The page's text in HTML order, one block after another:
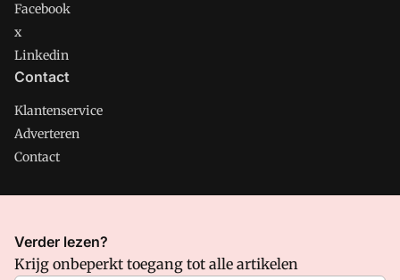
Facebook
x
Linkedin
Contact
Klantenservice
Adverteren
Contact
CMweb is onderdeel van VMN media. Lees in
waar VMN media voor staat. Op gebruik van deze site zijn de
Verder lezen?
Krijg onbeperkt toegang tot alle artikelen